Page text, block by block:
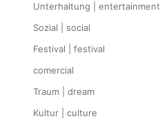
Unterhaltung | entertainment
Sozial | social
Festival | festival
comercial
Traum | dream
Kultur | culture